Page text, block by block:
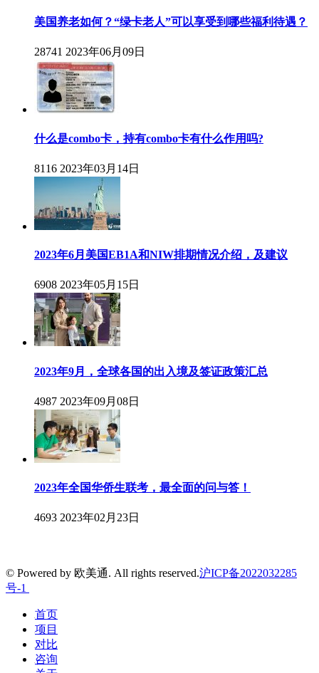
美国养老如何？“绿卡老人”可以享受到哪些福利待遇？
28741 2023年06月09日
什么是combo卡，持有combo卡有什么作用吗?
8116 2023年03月14日
2023年6月美国EB1A和NIW排期情况介绍，及建议
6908 2023年05月15日
2023年9月，全球各国的出入境及签证政策汇总
4987 2023年09月08日
2023年全国华侨生联考，最全面的问与答！
4693 2023年02月23日
© Powered by 欧美通. All rights reserved.沪ICP备2022032285
号-1
首页
项目
对比
咨询